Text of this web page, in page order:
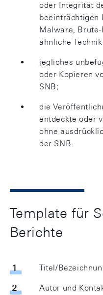
oder Integrität
beeinträchtigen
Malware,
ähnliche
jegliches
oder Kopieren
SNB;
die
entdeckte oder
ohne
der SNB.
Template für
Berichte
Titel/
Autor und